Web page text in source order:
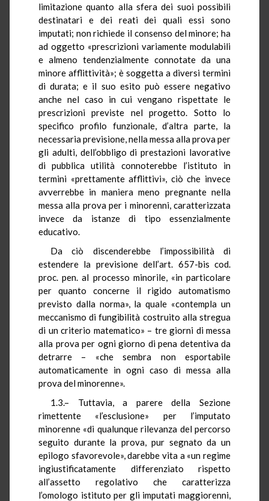
limitazione quanto alla sfera dei suoi possibili
destinatari e dei reati dei quali essi sono
imputati; non richiede il consenso del minore; ha
ad oggetto «prescrizioni variamente modulabili
e almeno tendenzialmente connotate da una
minore afflittività»; è soggetta a diversi termini
di durata; e il suo esito può essere negativo
anche nel caso in cui vengano rispettate le
prescrizioni previste nel progetto. Sotto lo
specifico profilo funzionale, d’altra parte, la
necessaria previsione, nella messa alla prova per
gli adulti, dell’obbligo di prestazioni lavorative
di pubblica utilità connoterebbe l’istituto in
termini «prettamente afflittivi», ciò che invece
avverrebbe in maniera meno pregnante nella
messa alla prova per i minorenni, caratterizzata
invece da istanze di tipo essenzialmente
educativo.
Da ciò discenderebbe l’impossibilità di
estendere la previsione dell’art. 657-bis cod.
proc. pen. al processo minorile, «in particolare
per quanto concerne il rigido automatismo
previsto dalla norma», la quale «contempla un
meccanismo di fungibilità costruito alla stregua
di un criterio matematico» – tre giorni di messa
alla prova per ogni giorno di pena detentiva da
detrarre – «che sembra non esportabile
automaticamente in ogni caso di messa alla
prova del minorenne».
1.3.– Tuttavia, a parere della Sezione
rimettente «l’esclusione» per l’imputato
minorenne «di qualunque rilevanza del percorso
seguito durante la prova, pur segnato da un
epilogo sfavorevole», darebbe vita a «un regime
ingiustificatamente differenziato rispetto
all’assetto regolativo che caratterizza
l’omologo istituto per gli imputati maggiorenni,